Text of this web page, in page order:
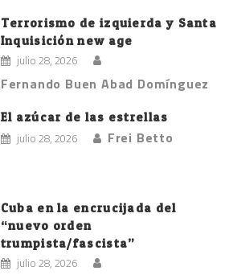
Terrorismo de izquierda y Santa
Inquisición new age
julio 28, 2026
Fernando Buen Abad Domínguez
El azúcar de las estrellas
julio 28, 2026 Frei Betto
Cuba en la encrucijada del
“nuevo orden
trumpista/fascista”
julio 28, 2026